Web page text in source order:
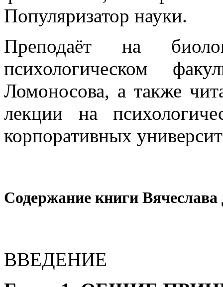
Популяризатор науки.
Преподаёт на
психологическом
Ломоносова, а также
лекции на
корпоративных
Содержание книги
ВВЕДЕНИЕ